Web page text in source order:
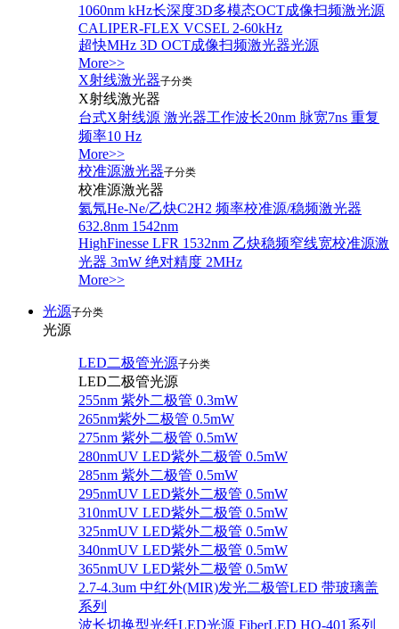
1060nm kHz长深度3D多模态OCT成像扫频激光源
CALIPER-FLEX VCSEL 2-60kHz
超快MHz 3D OCT成像扫频激光器光源
More>>
X射线激光器子分类
X射线激光器
台式X射线源 激光器工作波长20nm 脉宽7ns 重复
频率10 Hz
More>>
校准源激光器子分类
校准源激光器
氦氖He-Ne/乙炔C2H2 频率校准源/稳频激光器
632.8nm 1542nm
HighFinesse LFR 1532nm 乙炔稳频窄线宽校准源激
光器 3mW 绝对精度 2MHz
More>>
光源子分类
光源
LED二极管光源子分类
LED二极管光源
255nm 紫外二极管 0.3mW
265nm紫外二极管 0.5mW
275nm 紫外二极管 0.5mW
280nmUV LED紫外二极管 0.5mW
285nm 紫外二极管 0.5mW
295nmUV LED紫外二极管 0.5mW
310nmUV LED紫外二极管 0.5mW
325nmUV LED紫外二极管 0.5mW
340nmUV LED紫外二极管 0.5mW
365nmUV LED紫外二极管 0.5mW
2.7-4.3um 中红外(MIR)发光二极管LED 带玻璃盖
系列
波长切换型光纤LED光源 FiberLED HQ-401系列